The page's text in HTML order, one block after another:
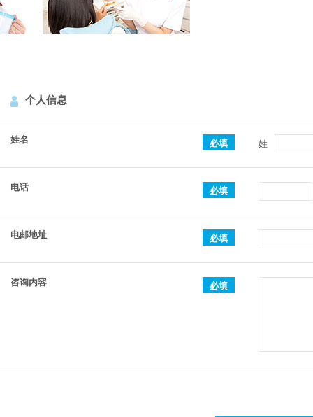
个人信息
姓名 必填 姓
电话 必填
电邮地址 必填
咨询内容 必填